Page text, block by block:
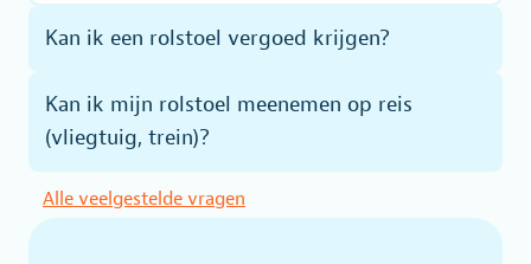
Kan ik een rolstoel vergoed krijgen?
Kan ik mijn rolstoel meenemen op reis
(vliegtuig, trein)?
Alle veelgestelde vragen